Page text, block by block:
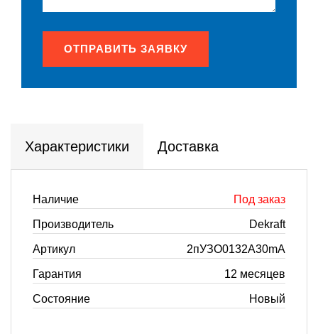
ОТПРАВИТЬ ЗАЯВКУ
Характеристики Доставка
Наличие Под заказ
Производитель Dekraft
Артикул 2пУЗО0132A30mA
Гарантия 12 месяцев
Состояние Новый